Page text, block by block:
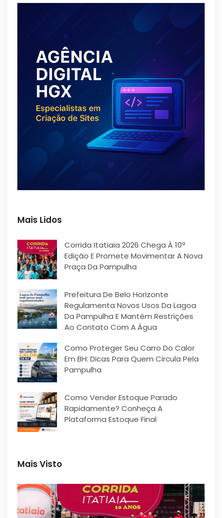
Mais Lidos
Corrida Itatiaia 2026 Chega À 10ª
Edição E Promete Movimentar A Nova
Praça Da Pampulha
Prefeitura De Belo Horizonte
Regulamenta Novos Usos Da Lagoa
Da Pampulha E Mantém Restrições
Ao Contato Com A Água
Como Proteger Seu Carro Do Calor
Em BH: Dicas Para Quem Circula Pela
Pampulha
Como Vender Estoque Parado
Rapidamente? Conheça A
Plataforma Estoque Final
Mais Visto